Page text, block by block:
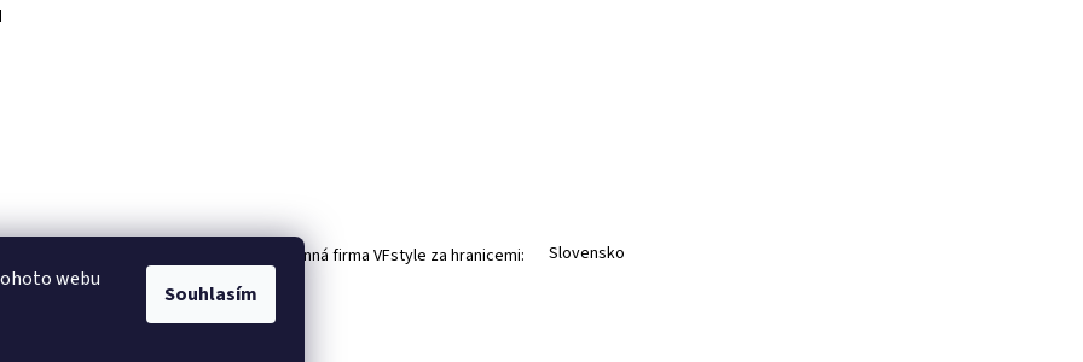
webu
Souhlasím
Rodinná firma VFstyle za hranicemi: Slovensko